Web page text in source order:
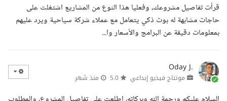
قرأت تفاصيل مشروعك، وفعليا هذا النوع من المشاريع اشتغلت على
حاجات مشابهة له بوت ذكي يتعامل مع عملاء شركة سياحية ويرد عليهم
بمعلومات دقيقة عن البرامج والأسعار وا...
Oday J.
مونتاج فيديو إبداعي منذ شهر